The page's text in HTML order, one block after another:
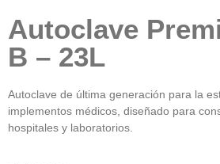
Autoclave
B – 23L
Autoclave de última generación para la
implementos médicos, diseñado para
hospitales y laboratorios.